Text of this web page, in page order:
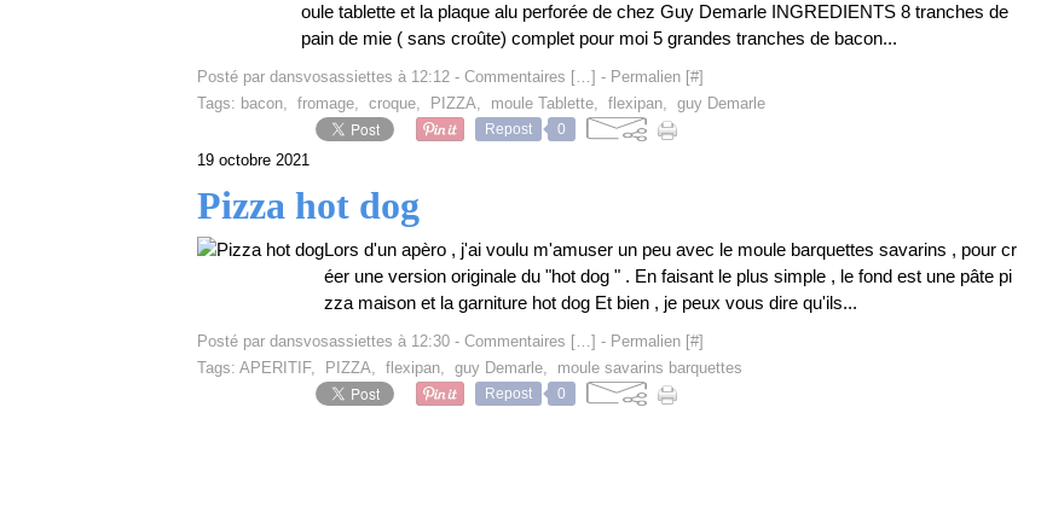
oule tablette et la plaque alu perforée de chez Guy Demarle INGREDIENTS 8 tranches de
pain de mie ( sans croûte) complet pour moi 5 grandes tranches de bacon...
Posté par dansvosassiettes à 12:12 - Commentaires […] - Permalien [#]
Tags: bacon, fromage, croque, PIZZA, moule Tablette, flexipan, guy Demarle
Repost 0
19 octobre 2021
Pizza hot dog
Lors d'un apèro , j'ai voulu m'amuser un peu avec le moule barquettes savarins , pour cr
éer une version originale du "hot dog " . En faisant le plus simple , le fond est une pâte pi
zza maison et la garniture hot dog Et bien , je peux vous dire qu'ils...
Posté par dansvosassiettes à 12:30 - Commentaires […] - Permalien [#]
Tags: APERITIF, PIZZA, flexipan, guy Demarle, moule savarins barquettes
Repost 0